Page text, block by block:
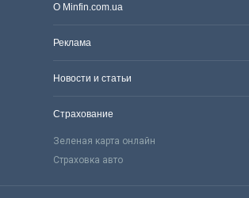
О Minfin.com.ua
Реклама
Новости и статьи
Страхование
Зеленая карта онлайн
Страховка авто